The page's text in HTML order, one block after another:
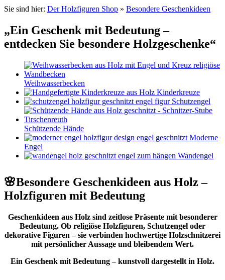
Sie sind hier: Der Holzfiguren Shop » Besondere Geschenkideen
„Ein Geschenk mit Bedeutung –
entdecken Sie besondere Holzgeschenke“
Weihwasserbecken
Kinderkreuze
Schutzengel
Schützende Hände
Moderne
Engel
Wandengel
🌸Besondere Geschenkideen aus Holz –
Holzfiguren mit Bedeutung
Geschenkideen aus Holz sind zeitlose Präsente mit besonderer
Bedeutung. Ob religiöse Holzfiguren, Schutzengel oder
dekorative Figuren – sie verbinden hochwertige Holzschnitzerei
mit persönlicher Aussage und bleibendem Wert.
Ein Geschenk mit Bedeutung – kunstvoll dargestellt in Holz.